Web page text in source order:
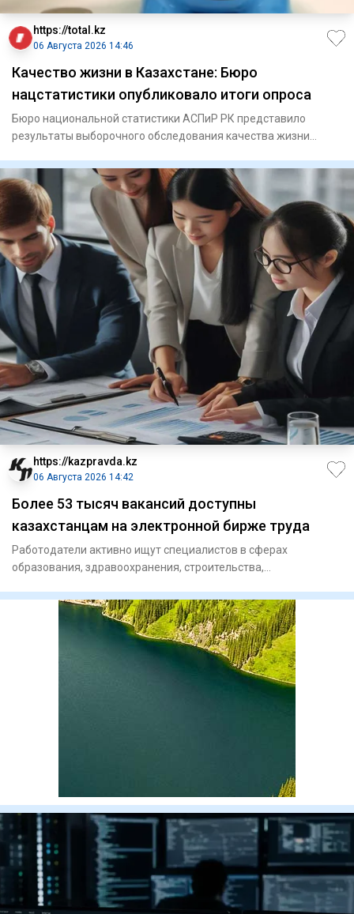
https://total.kz
06 Августа 2026 14:46
Качество жизни в Казахстане: Бюро
нацстатистики опубликовало итоги опроса
Бюро национальной статистики АСПиР РК представило
результаты выборочного обследования качества жизни
https://kazpravda.kz
06 Августа 2026 14:42
Более 53 тысяч вакансий доступны
казахстанцам на электронной бирже труда
Работодатели активно ищут специалистов в сферах
образования, здравоохранения, строительства,